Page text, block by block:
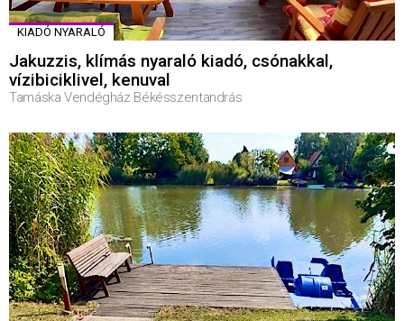
KIADÓ NYARALÓ
Jakuzzis, klímás nyaraló kiadó, csónakkal,
vízibiciklivel, kenuval
Tamáska Vendégház Békésszentandrás